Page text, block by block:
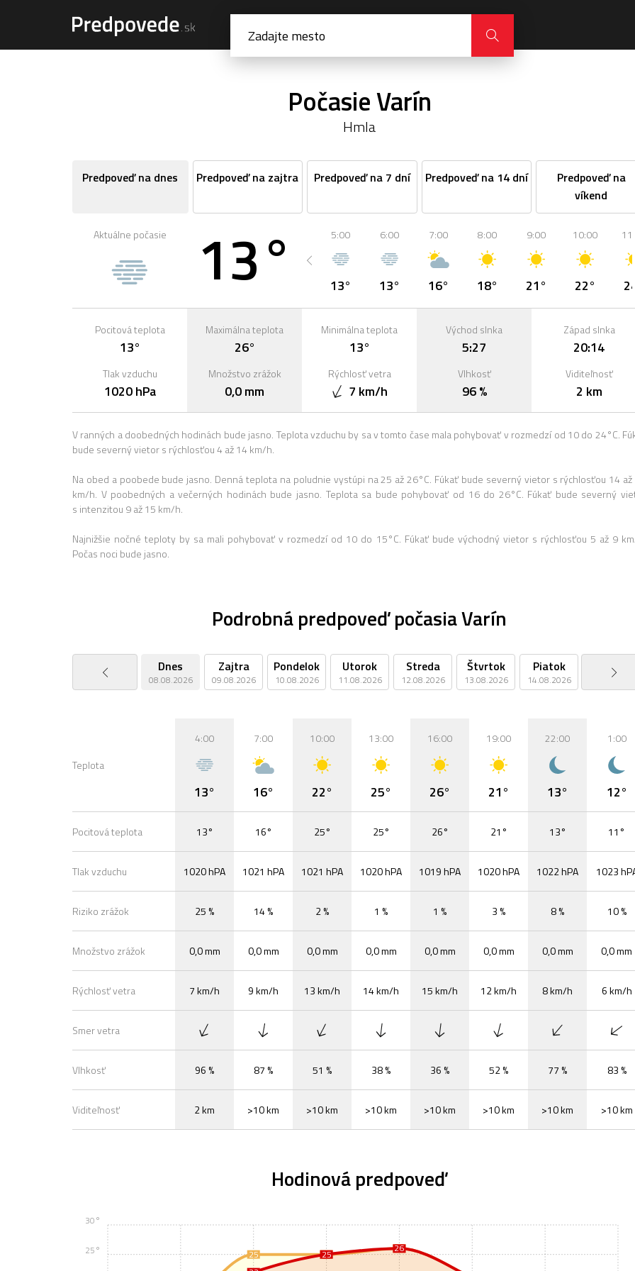
Počasie Varín
Hmla
Predpoveď na dnes Predpoveď na zajtra Predpoveď na 7 dní Predpoveď na 14 dní
Predpoveď na
víkend
Aktuálne počasie 13° 5:00
13°
6:00
13°
7:00
16°
8:00
18°
9:00
21°
10:00
22° 24°
Pocitová teplota
13°
Tlak vzduchu
1020 hPa
Maximálna teplota
26°
Množstvo zrážok
0,0 mm
Minimálna teplota
13°
Rýchlosť vetra
7 km/h
Východ slnka
5:27
Vlhkosť
96 %
Západ slnka
20:14
Viditeľnosť
2 km
V ranných a doobedných hodinách bude jasno. Teplota vzduchu by sa v tomto čase mala pohybovať v rozmedzí od 10 do 24°C.
bude severný vietor s rýchlosťou 4 až 14 km/h.
Na obed a poobede bude jasno. Denná teplota na poludnie vystúpi na 25 až 26°C. Fúkať bude severný vietor s rýchlosťou 14 až
km/h. V poobedných a večerných hodinách bude jasno. Teplota sa bude pohybovať od 16 do 26°C. Fúkať bude severný
s intenzitou 9 až 15 km/h.
Najnižšie nočné teploty by sa mali pohybovať v rozmedzí od 10 do 15°C. Fúkať bude východný vietor s rýchlosťou 5 až 9
Počas noci bude jasno.
Podrobná predpoveď počasia Varín
Dnes
08.08.2026
Zajtra
09.08.2026
Pondelok
10.08.2026
Utorok
11.08.2026
Streda
12.08.2026
Štvrtok
13.08.2026
Piatok
14.08.2026
Sobota
15.08.2026
Teplota
Pocitová teplota
Tlak vzduchu
Riziko zrážok
Množstvo zrážok
Rýchlosť vetra
Smer vetra
Vlhkosť
Viditeľnosť
4:00
13°
13°
1020 hPA
25 %
0,0 mm
7 km/h
96 %
2 km
7:00
16°
16°
1021 hPA
14 %
0,0 mm
9 km/h
87 %
>10 km
10:00
22°
25°
1021 hPA
2 %
0,0 mm
13 km/h
51 %
>10 km
13:00
25°
25°
1020 hPA
1 %
0,0 mm
14 km/h
38 %
>10 km
16:00
26°
26°
1019 hPA
1 %
0,0 mm
15 km/h
36 %
>10 km
19:00
21°
21°
1020 hPA
3 %
0,0 mm
12 km/h
52 %
>10 km
22:00
13°
13°
1022 hPA
8 %
0,0 mm
8 km/h
77 %
>10 km
1:00
12°
11°
1023
10 %
0,0 mm
6 km/h
83 %
>10 km
Hodinová predpoveď
25 25 26
25 26
25°
30°